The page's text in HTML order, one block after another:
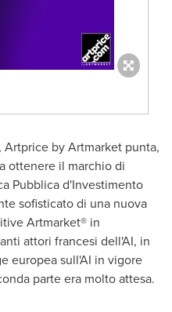
by Artmarket punta,
ottenere il marchio di
Pubblica d'Investimento
sofisticato di una nuova
Artmarket® in
attori francesi dell'AI, in
europea sull'AI in vigore
parte era molto attesa.